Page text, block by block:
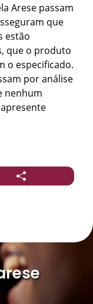
Arese passam
que
estão
que o produto
o especificado.
por análise
nenhum